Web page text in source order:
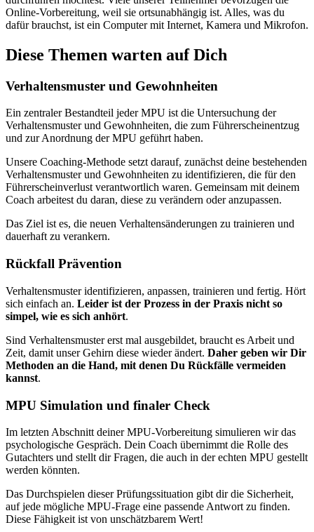
Online-Vorbereitung, weil sie ortsunabhängig ist. Alles, was du
dafür brauchst, ist ein Computer mit Internet, Kamera und Mikrofon.
Diese Themen warten auf Dich
Verhaltensmuster und Gewohnheiten
Ein zentraler Bestandteil jeder MPU ist die Untersuchung der
Verhaltensmuster und Gewohnheiten, die zum Führerscheinentzug
und zur Anordnung der MPU geführt haben.
Unsere Coaching-Methode setzt darauf, zunächst deine bestehenden
Verhaltensmuster und Gewohnheiten zu identifizieren, die für den
Führerscheinverlust verantwortlich waren. Gemeinsam mit deinem
Coach arbeitest du daran, diese zu verändern oder anzupassen.
Das Ziel ist es, die neuen Verhaltensänderungen zu trainieren und
dauerhaft zu verankern.
Rückfall Prävention
Verhaltensmuster identifizieren, anpassen, trainieren und fertig. Hört
sich einfach an. Leider ist der Prozess in der Praxis nicht so
simpel, wie es sich anhört.
Sind Verhaltensmuster erst mal ausgebildet, braucht es Arbeit und
Zeit, damit unser Gehirn diese wieder ändert. Daher geben wir Dir
Methoden an die Hand, mit denen Du Rückfälle vermeiden
kannst.
MPU Simulation und finaler Check
Im letzten Abschnitt deiner MPU-Vorbereitung simulieren wir das
psychologische Gespräch. Dein Coach übernimmt die Rolle des
Gutachters und stellt dir Fragen, die auch in der echten MPU gestellt
werden könnten.
Das Durchspielen dieser Prüfungssituation gibt dir die Sicherheit,
auf jede mögliche MPU-Frage eine passende Antwort zu finden.
Diese Fähigkeit ist von unschätzbarem Wert!